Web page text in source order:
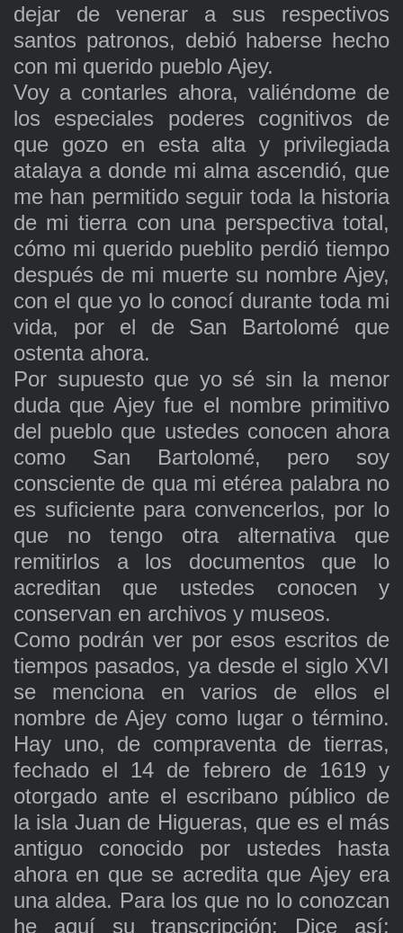
dejar de venerar a sus respectivos
santos patronos, debió haberse hecho
con mi querido pueblo Ajey.
Voy a contarles ahora, valiéndome de
los especiales poderes cognitivos de
que gozo en esta alta y privilegiada
atalaya a donde mi alma ascendió, que
me han permitido seguir toda la historia
de mi tierra con una perspectiva total,
cómo mi querido pueblito perdió tiempo
después de mi muerte su nombre Ajey,
con el que yo lo conocí durante toda mi
vida, por el de San Bartolomé que
ostenta ahora.
Por supuesto que yo sé sin la menor
duda que Ajey fue el nombre primitivo
del pueblo que ustedes conocen ahora
como San Bartolomé, pero soy
consciente de qua mi etérea palabra no
es suficiente para convencerlos, por lo
que no tengo otra alternativa que
remitirlos a los documentos que lo
acreditan que ustedes conocen y
conservan en archivos y museos.
Como podrán ver por esos escritos de
tiempos pasados, ya desde el siglo XVI
se menciona en varios de ellos el
nombre de Ajey como lugar o término.
Hay uno, de compraventa de tierras,
fechado el 14 de febrero de 1619 y
otorgado ante el escribano público de
la isla Juan de Higueras, que es el más
antiguo conocido por ustedes hasta
ahora en que se acredita que Ajey era
una aldea. Para los que no lo conozcan
he aquí su transcripción: Dice así: